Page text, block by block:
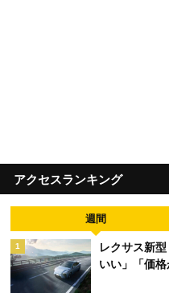
アクセスランキング
週間
1
レクサス新
いい」「価